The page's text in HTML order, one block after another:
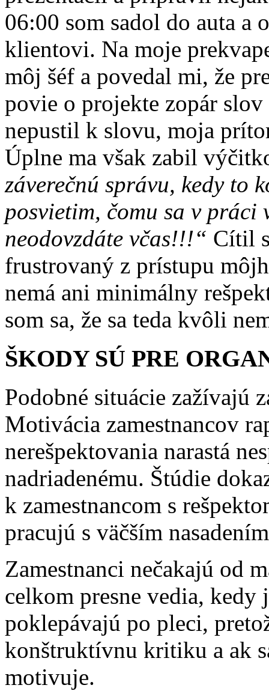
06:00 som sadol do auta a
klientovi. Na moje
môj šéf a povedal mi, že
povie o projekte zopár
nepustil k slovu, moja
Úplne ma však zabil
záverečnú správu, kedy to
posvietim, čomu sa v práci
neodovzdáte včas!!!“ Cítil
frustrovaný z prístupu
nemá ani minimálny
som sa, že sa teda kvôli
ŠKODY SÚ PRE
Podobné situácie zažívajú
Motivácia zamestnancov
nerešpektovania narastá
nadriadenému. Štúdie
k zamestnancom s
pracujú s väčším
Zamestnanci nečakajú od
celkom presne vedia, kedy
poklepávajú po pleci,
konštruktívnu kritiku a ak
motivuje.